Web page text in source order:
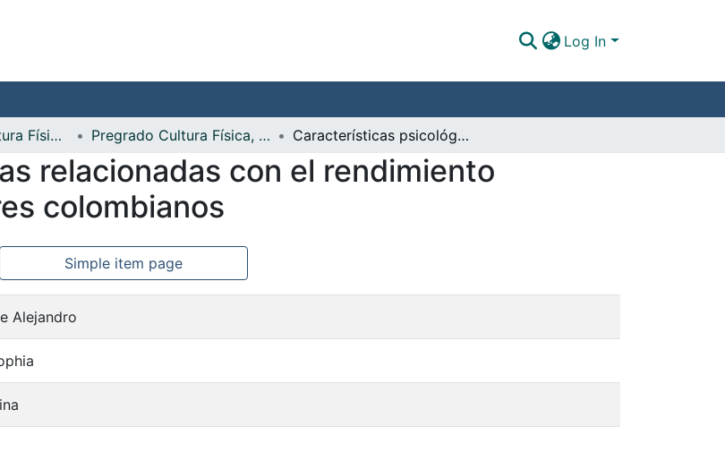
Log In
Facultad de Cultura Física, Deporte y Recreación Pregrado Cultura Física, Deporte y Recreación Características psicológicas relacionadas con el rendimiento deportivo en Paranadadores colombianos
relacionadas con el rendimiento
colombianos
Simple item page
Alejandro